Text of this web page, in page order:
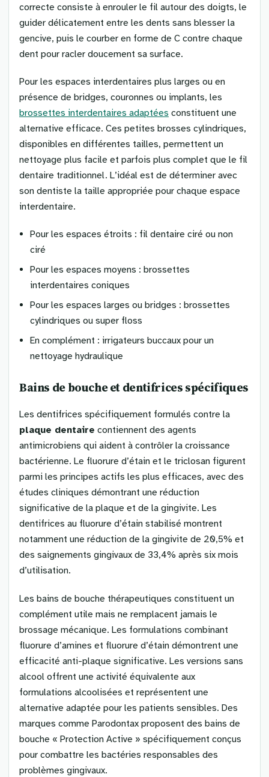
correcte consiste à enrouler le fil autour des doigts, le
guider délicatement entre les dents sans blesser la
gencive, puis le courber en forme de C contre chaque
dent pour racler doucement sa surface.
Pour les espaces interdentaires plus larges ou en
présence de bridges, couronnes ou implants, les
brossettes interdentaires adaptées constituent une
alternative efficace. Ces petites brosses cylindriques,
disponibles en différentes tailles, permettent un
nettoyage plus facile et parfois plus complet que le fil
dentaire traditionnel. L’idéal est de déterminer avec
son dentiste la taille appropriée pour chaque espace
interdentaire.
Pour les espaces étroits : fil dentaire ciré ou non
ciré
Pour les espaces moyens : brossettes
interdentaires coniques
Pour les espaces larges ou bridges : brossettes
cylindriques ou super floss
En complément : irrigateurs buccaux pour un
nettoyage hydraulique
Bains de bouche et dentifrices spécifiques
Les dentifrices spécifiquement formulés contre la
plaque dentaire contiennent des agents
antimicrobiens qui aident à contrôler la croissance
bactérienne. Le fluorure d’étain et le triclosan figurent
parmi les principes actifs les plus efficaces, avec des
études cliniques démontrant une réduction
significative de la plaque et de la gingivite. Les
dentifrices au fluorure d’étain stabilisé montrent
notamment une réduction de la gingivite de 20,5% et
des saignements gingivaux de 33,4% après six mois
d’utilisation.
Les bains de bouche thérapeutiques constituent un
complément utile mais ne remplacent jamais le
brossage mécanique. Les formulations combinant
fluorure d’amines et fluorure d’étain démontrent une
efficacité anti-plaque significative. Les versions sans
alcool offrent une activité équivalente aux
formulations alcoolisées et représentent une
alternative adaptée pour les patients sensibles. Des
marques comme Parodontax proposent des bains de
bouche « Protection Active » spécifiquement conçus
pour combattre les bactéries responsables des
problèmes gingivaux.